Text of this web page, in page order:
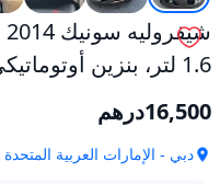
1.6 لتر، بنزين أوتوماتيكي بدفع أمامي
16,500درهم
دبي - الإمارات العربية المتحدة